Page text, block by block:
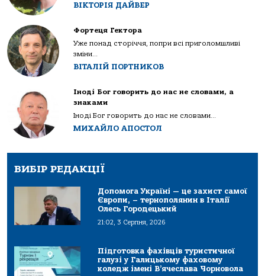
ВІКТОРІЯ ДАЙВЕР
Фортеця Гектора
Уже понад сторіччя, попри всі приголомшливі
зміни...
ВІТАЛІЙ ПОРТНИКОВ
Іноді Бог говорить до нас не словами, а
знаками
Іноді Бог говорить до нас не словами...
МИХАЙЛО АПОСТОЛ
ВИБІР РЕДАКЦІЇ
Допомога Україні — це захист самої
Європи, – тернополянин в Італії
Олесь Городецький
21:02, 3 Серпня, 2026
Підготовка фахівців туристичної
галузі у Галицькому фаховому
коледж імені В’ячеслава Чорновола